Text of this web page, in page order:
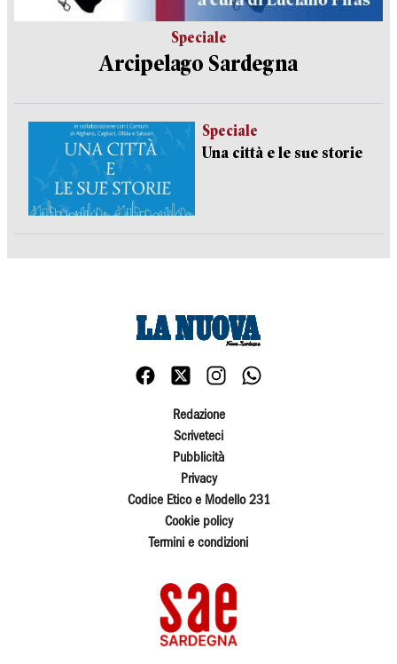
Speciale
Arcipelago Sardegna
Speciale
Una città e le sue storie
Redazione
Scriveteci
Pubblicità
Privacy
Codice Etico e Modello 231
Cookie policy
Termini e condizioni